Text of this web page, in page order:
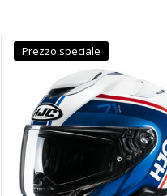
Prezzo speciale